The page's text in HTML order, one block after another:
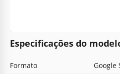
Especificações do
Formato
Google